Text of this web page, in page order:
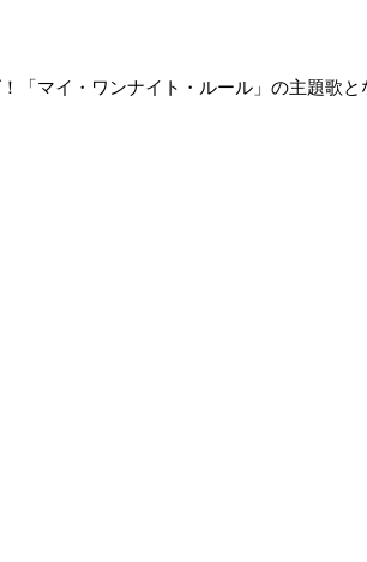
「マイ・ワンナイト・ルール」の主題歌と